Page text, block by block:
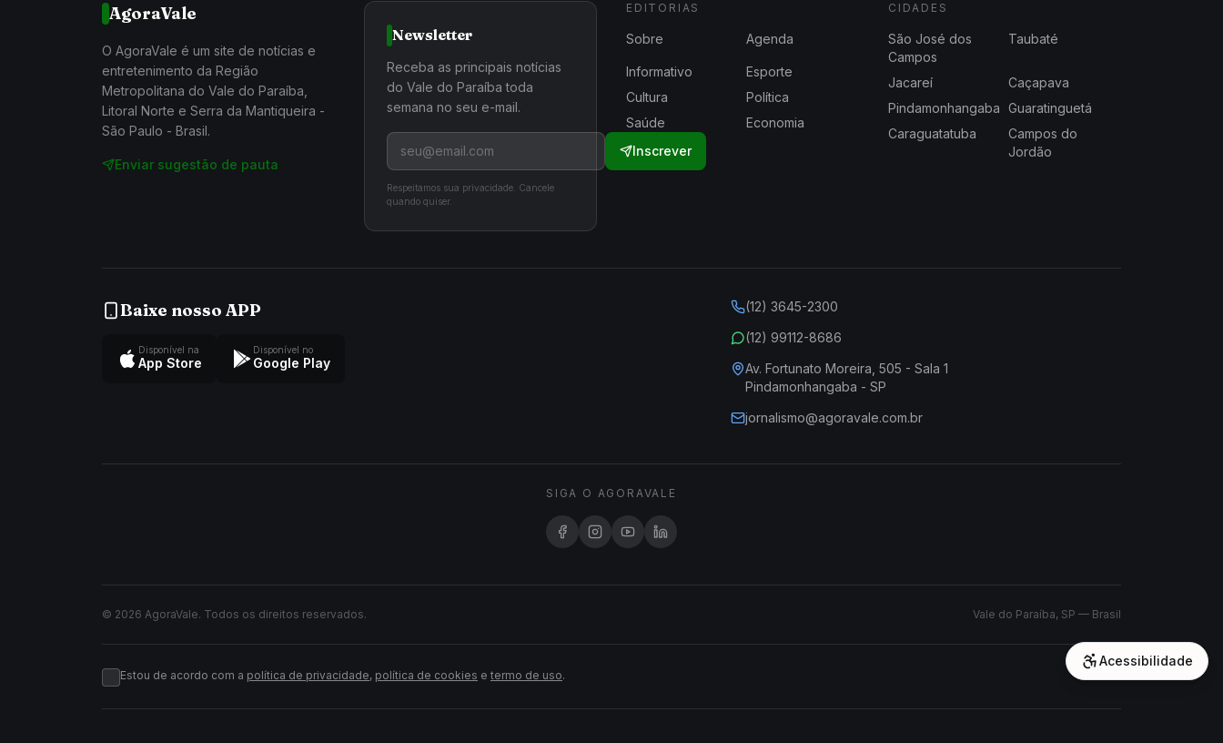
AgoraVale
O AgoraVale é um site de notícias e
entretenimento da Região
Metropolitana do Vale do Paraíba,
Litoral Norte e Serra da Mantiqueira -
São Paulo - Brasil.
Enviar sugestão de pauta
Newsletter
Receba as principais notícias
do Vale do Paraíba toda
semana no seu e-mail.
Inscrever
Respeitamos sua privacidade. Cancele
quando quiser.
EDITORIAS
Sobre Agenda
Informativo
Esporte
Cultura
Política
Saúde
Economia
CIDADES
São José dos
Campos
Taubaté
Jacareí
Caçapava
Pindamonhangaba Guaratinguetá
Caraguatatuba
Campos do
Jordão
Baixe nosso APP
Disponível na
App Store
Disponível no
Google Play
(12) 3645-2300
(12) 99112-8686
Av. Fortunato Moreira, 505 - Sala 1
Pindamonhangaba - SP
jornalismo@agoravale.com.br
SIGA O AGORAVALE
© 2026 AgoraVale. Todos os direitos reservados. Vale do Paraíba, SP — Brasil
Estou de acordo com a política de privacidade, política de cookies e termo de uso.
Acessibilidade